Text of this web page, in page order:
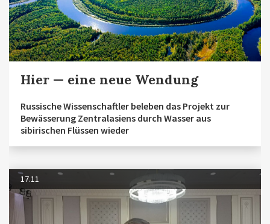
Hier — eine neue Wendung
Russische Wissenschaftler beleben das Projekt zur
Bewässerung Zentralasiens durch Wasser aus
sibirischen Flüssen wieder
17.11